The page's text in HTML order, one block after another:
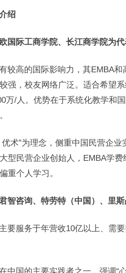
绍
国际工商学院、长江商学院为
较高的国际影响力，其EMBA
强，校友网络广泛。适合希望
万/人。优势在于系统化教学和
术”为理念，侧重中国民营企
型民营企业创始人，EMBA学
重个人学习。
智咨询、特劳特（中国）、里
要服务于年营收10亿以上、需
中国的主要实践者之一，强调“